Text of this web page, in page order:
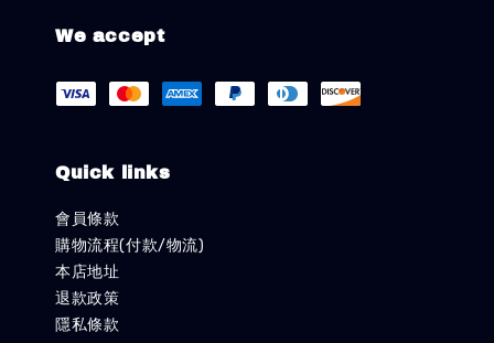
We accept
Quick links
會員條款
購物流程(付款/物流)
本店地址
退款政策
隱私條款